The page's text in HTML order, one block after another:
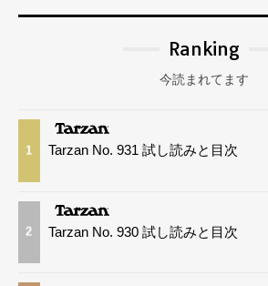
Ranking
今読まれてます
1 Tarzan No. 931 試し読みと目次
2 Tarzan No. 930 試し読みと目次